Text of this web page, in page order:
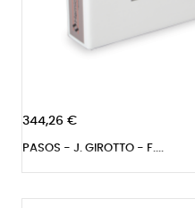
344,26 €
PASOS - J. GIROTTO - F....